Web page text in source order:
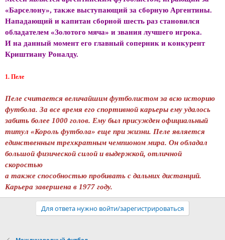
«Барселону», также выступающий за сборную Аргентины.
Нападающий и капитан сборной шесть раз становился
обладателем «Золотого мяча» и звания лучшего игрока.
И на данный момент его главный соперник и конкурент
Криштиану Роналду.
1. Пеле
Пеле считается величайшим футболистом за всю историю
футбола. За все время его спортивной карьеры ему удалось
забить более 1000 голов. Ему был присужден официальный
титул «Король футбола» еще при жизни. Пеле является
единственным трехкратным чемпионом мира. Он обладал
большой физической силой и выдержкой, отличной
скоростью
а также способностью пробивать с дальних дистанций.
Карьера завершена в 1977 году.
Для ответа нужно войти/зарегистрироваться